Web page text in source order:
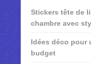
Stickers tête de
chambre avec
Idées déco pour
budget